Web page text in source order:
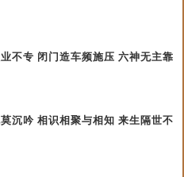
不专 闭门造车频施压 六神无主靠
沉吟 相识相聚与相知 来生隔世不